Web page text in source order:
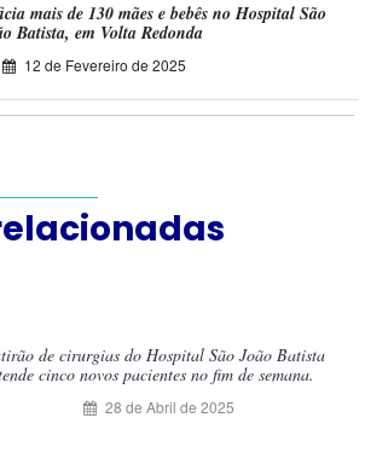
mais de 130 mães e bebês no Hospital São
Batista, em Volta Redonda
12 de Fevereiro de 2025
de cirurgias do Hospital São João Batista
cinco novos pacientes no fim de semana.
28 de Abril de 2025